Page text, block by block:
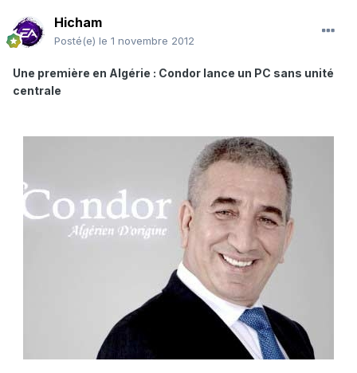
Hicham
Posté(e) le 1 novembre 2012
Une première en Algérie : Condor lance un PC sans unité
centrale